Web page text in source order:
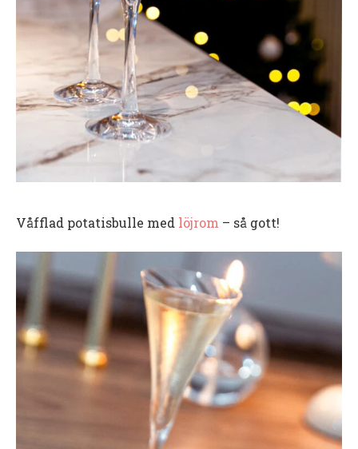
Våfflad potatisbulle med löjrom – så gott!